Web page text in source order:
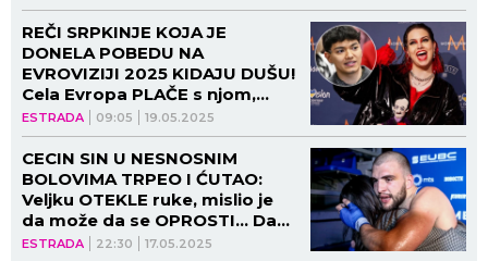
ESTRADA 09:05 19.05.2025
REČI SRPKINJE KOJA JE
DONELA POBEDU NA
EVROVIZIJI 2025 KIDAJU DUŠU!
Cela Evropa PLAČE s njom,
otkriveni ŠOK-DETALJI nakon
takmičenja! (FOTO)
ESTRADA 22:30 17.05.2025
CECIN SIN U NESNOSNIM
BOLOVIMA TRPEO I ĆUTAO:
Veljku OTEKLE ruke, mislio je
da može da se OPROSTI... Da
se NAJEŽIŠ!